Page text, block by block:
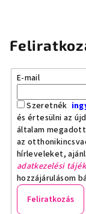
E-mail
Szeretnék
és értesülni az
általam
az
hírleveleket,
adatkezelési
hozzájárulásom
Feliratkozás